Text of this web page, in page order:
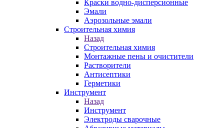
Краски водно-дисперсионные
Эмали
Аэрозольные эмали
Строительная химия
Назад
Строительная химия
Монтажные пены и очистители
Растворители
Антисептики
Герметики
Инструмент
Назад
Инструмент
Электроды сварочные